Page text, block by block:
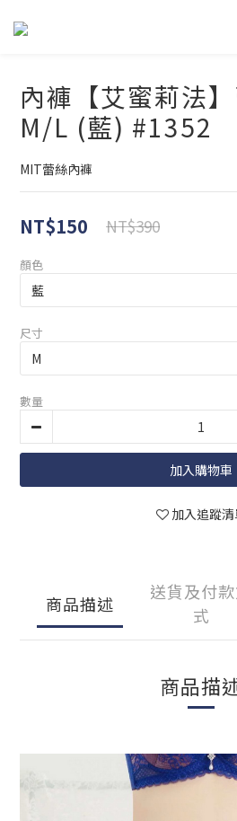
內褲【艾蜜莉法
M/L (藍) #1352
MIT蕾絲內褲
NT$150 NT$390
顏色
尺寸
數量
加入購物車
加入追蹤
商品描述
送貨及付
式
商品描